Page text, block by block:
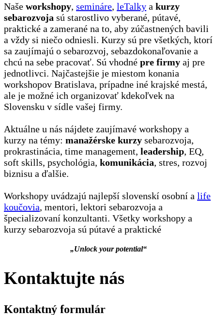
Naše workshopy, semináre, leTalky a kurzy
sebarozvoja sú starostlivo vyberané, pútavé,
praktické a zamerané na to, aby zúčastnených bavili
a vždy si niečo odniesli. Kurzy sú pre všetkých, ktorí
sa zaujímajú o sebarozvoj, sebazdokonaľovanie a
chcú na sebe pracovať. Sú vhodné pre firmy aj pre
jednotlivci. Najčastejšie je miestom konania
workshopov Bratislava, prípadne iné krajské mestá,
ale je možné ich organizovať kdekoľvek na
Slovensku v sídle vašej firmy.
Aktuálne u nás nájdete zaujímavé workshopy a
kurzy na témy: manažérske kurzy sebarozvoja,
prokrastinácia, time management, leadership, EQ,
soft skills, psychológia, komunikácia, stres, rozvoj
biznisu a ďalšie.
Workshopy uvádzajú najlepší slovenskí osobní a life
koučovia, mentori, lektori sebarozvoja a
špecializovaní konzultanti. Všetky workshopy a
kurzy sebarozvoja sú pútavé a praktické
„Unlock your potential“
Kontaktujte nás
Kontaktný formulár